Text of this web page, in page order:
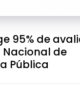
95% de
de
Pública